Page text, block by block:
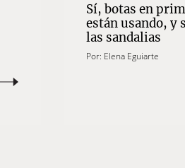
Sí, botas en
están usando, y
las sandalias
Por: Elena Eguiarte